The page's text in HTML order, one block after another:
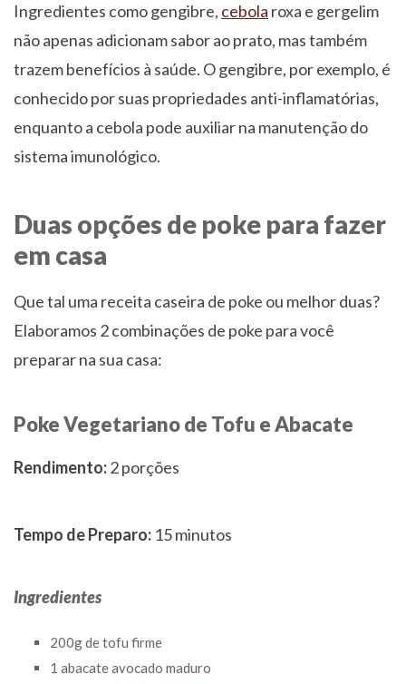
Ingredientes como gengibre, cebola roxa e gergelim
não apenas adicionam sabor ao prato, mas também
trazem benefícios à saúde. O gengibre, por exemplo, é
conhecido por suas propriedades anti-inflamatórias,
enquanto a cebola pode auxiliar na manutenção do
sistema imunológico.
Duas opções de poke para fazer
em casa
Que tal uma receita caseira de poke ou melhor duas?
Elaboramos 2 combinações de poke para você
preparar na sua casa:
Poke Vegetariano de Tofu e Abacate
Rendimento:2 porções
Tempo de Preparo: 15 minutos
Ingredientes
200g de tofu firme
1 abacate avocado maduro